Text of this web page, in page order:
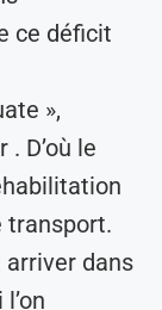
ce déficit
»,
D’où le
transport.
arriver dans